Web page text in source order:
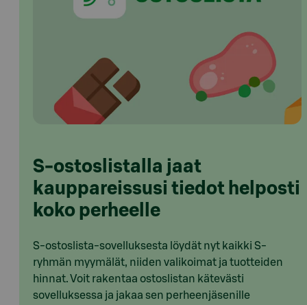
S-ostoslistalla jaat
kauppareissusi tiedot helposti
koko perheelle
S-ostoslista-sovelluksesta löydät nyt kaikki S-
ryhmän myymälät, niiden valikoimat ja tuotteiden
hinnat. Voit rakentaa ostoslistan kätevästi
sovelluksessa ja jakaa sen perheenjäsenille